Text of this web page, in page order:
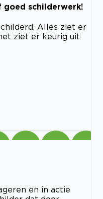
goed schilderwerk!
Alles ziet er
ziet er keurig uit.
en in actie